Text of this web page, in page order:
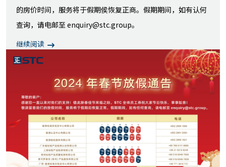
的房价时间，服务将于假期侯恢复正商。假期期间，如有认何
查询，请电邮至 enquiry@stc.group。
继续阅读